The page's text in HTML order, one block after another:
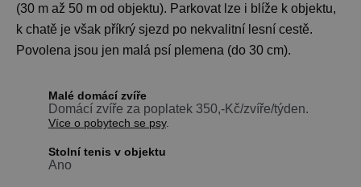
(30 m až 50 m od objektu). Parkovat lze i blíže k objektu,
k chatě je však příkrý sjezd po nekvalitní lesní cestě.
Povolena jsou jen malá psí plemena (do 30 cm).
Malé domácí zvíře
Domácí zvíře za poplatek 350,-Kč/zvíře/týden.
Více o pobytech se psy.
Stolní tenis v objektu
Ano